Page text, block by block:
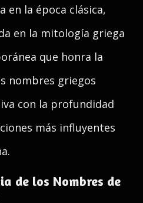
en la época clásica,
en la mitología griega
que honra la
nombres griegos
con la profundidad
más influyentes
de los Nombres de